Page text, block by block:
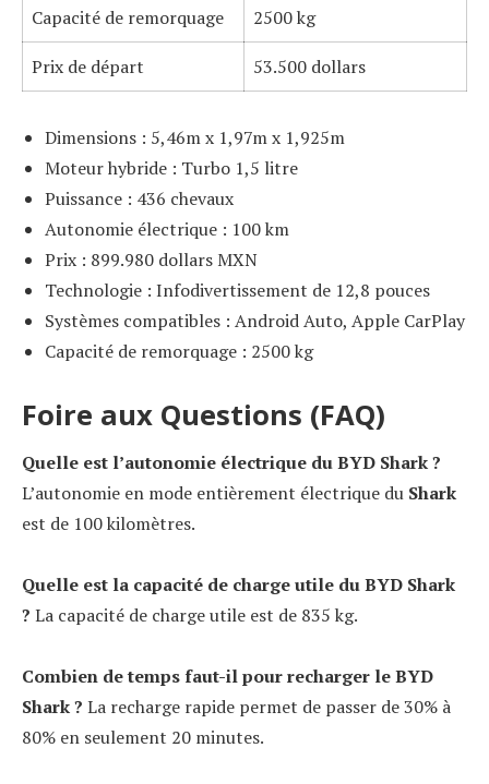
Capacité de remorquage 2500 kg
Prix de départ 53.500 dollars
Dimensions : 5,46m x 1,97m x 1,925m
Moteur hybride : Turbo 1,5 litre
Puissance : 436 chevaux
Autonomie électrique : 100 km
Prix : 899.980 dollars MXN
Technologie : Infodivertissement de 12,8 pouces
Systèmes compatibles : Android Auto, Apple CarPlay
Capacité de remorquage : 2500 kg
Foire aux Questions (FAQ)
Quelle est l’autonomie électrique du BYD Shark ?
L’autonomie en mode entièrement électrique du Shark
est de 100 kilomètres.
Quelle est la capacité de charge utile du BYD Shark
? La capacité de charge utile est de 835 kg.
Combien de temps faut-il pour recharger le BYD
Shark ? La recharge rapide permet de passer de 30% à
80% en seulement 20 minutes.